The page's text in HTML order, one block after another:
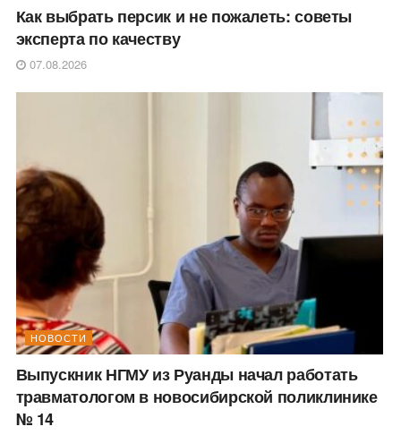
Как выбрать персик и не пожалеть: советы
эксперта по качеству
07.08.2026
НОВОСТИ
Выпускник НГМУ из Руанды начал работать
травматологом в новосибирской поликлинике
№ 14